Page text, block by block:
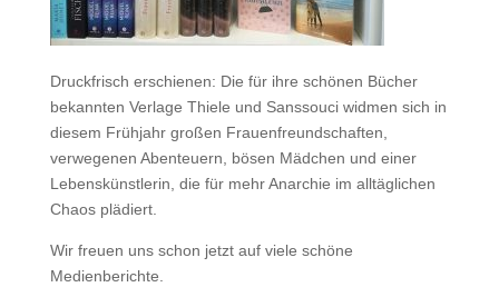
Druckfrisch erschienen: Die für ihre schönen Bücher
bekannten Verlage Thiele und Sanssouci widmen sich in
diesem Frühjahr großen Frauenfreundschaften,
verwegenen Abenteuern, bösen Mädchen und einer
Lebenskünstlerin, die für mehr Anarchie im alltäglichen
Chaos plädiert.
Wir freuen uns schon jetzt auf viele schöne
Medienberichte.